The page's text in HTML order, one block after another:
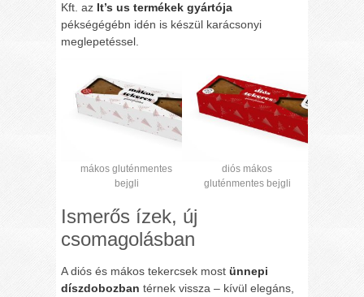
Kft. az It’s us termékek gyártója
pékségégébn idén is készül karácsonyi
meglepetéssel.
mákos gluténmentes
bejgli
diós mákos
gluténmentes bejgli
Ismerős ízek, új
csomagolásban
A diós és mákos tekercsek mostünnepi
díszdobozban térnek vissza – kívül elegáns,